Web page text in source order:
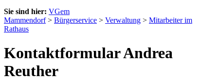
Sie sind hier: VGem
Mammendorf> Bürgerservice > Verwaltung > Mitarbeiter im
Rathaus
Kontaktformular Andrea
Reuther